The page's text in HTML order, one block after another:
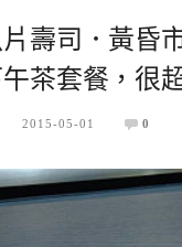
壽司．黃昏
茶套餐，很
2015-05-01 0